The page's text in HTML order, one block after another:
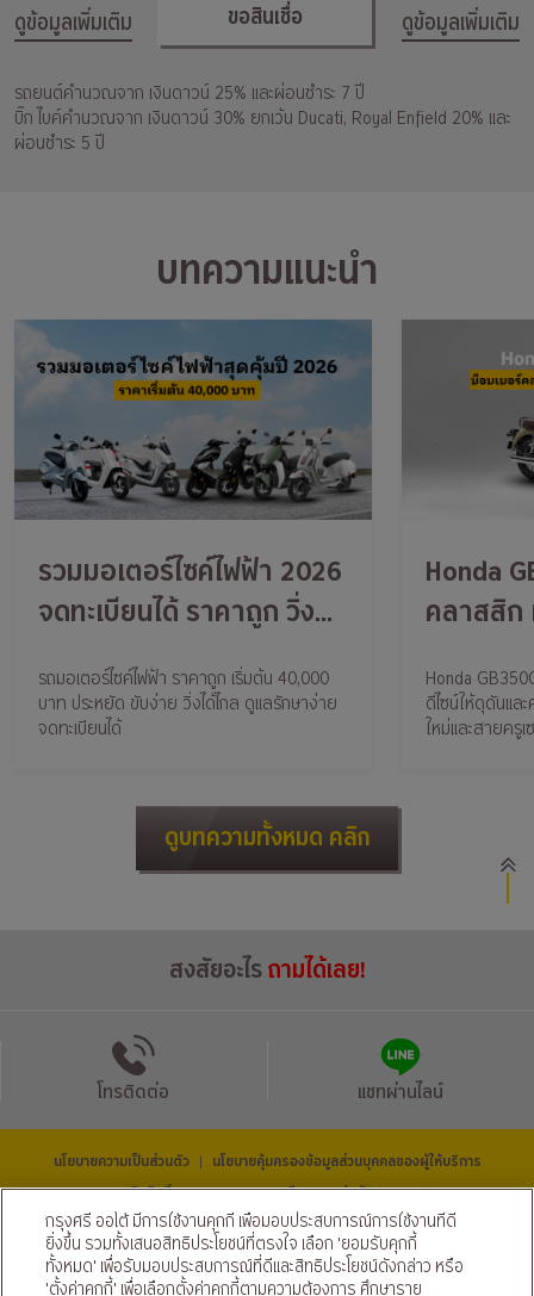
ดูข้อมูลเพิ่มเติม ขอสินเชื่อ ดูข้อมูลเพิ่มเติม
รถยนต์คำนวณจาก เงินดาวน์ 25% และผ่อนชำระ 7 ปี
บิ๊ก ไบค์คำนวณจาก เงินดาวน์ 30% ยกเว้น Ducati, Royal Enfield 20% และ
ผ่อนชำระ 5 ปี
บทความแนะนำ
รวมมอเตอร์ไซค์ไฟฟ้า 2026
จดทะเบียนได้ ราคาถูก วิ่ง
รถมอเตอร์ไซค์ไฟฟ้า ราคาถูก เริ่มต้น 40,000
บาท ประหยัด ขับง่าย วิ่งได้ไกล ดูแลรักษาง่าย
จดทะเบียนได้
Honda
คลาสสิก
Honda
ดีไซน์ให้ดุดันแล
ใหม่และสายครู
ดูบทความทั้งหมด คลิก
สงสัยอะไรถามได้เลย!
โทรติดต่อ แชทผ่านไลน์
นโยบายความเป็นส่วนตัว | นโยบายคุ้มครองข้อมูลส่วนบุคคลของผู้ให้บริการ
© สงวนลิขสิทธิ์ 2569 ธนาคารกรุงศรีอยุธยา จำกัด (มหาชน) และ
บริษัท อยุธยา แคปปิตอล ออโต้ ลีส จำกัด (มหาชน)
ติดตามเราได้ที่
กรุงศรี ออโต้ มีการใช้งานคุกกี้ เพื่อมอบประสบการณ์การใช้งานที่ดี
ยิ่งขึ้น รวมทั้งเสนอสิทธิประโยชน์ที่ตรงใจ เลือก 'ยอมรับคุกกี้
ทั้งหมด' เพื่อรับมอบประสบการณ์ที่ดีและสิทธิประโยชน์ดังกล่าว หรือ
'ตั้งค่าคุกกี้' เพื่อเลือกตั้งค่าคุกกี้ตามความต้องการ ศึกษาราย